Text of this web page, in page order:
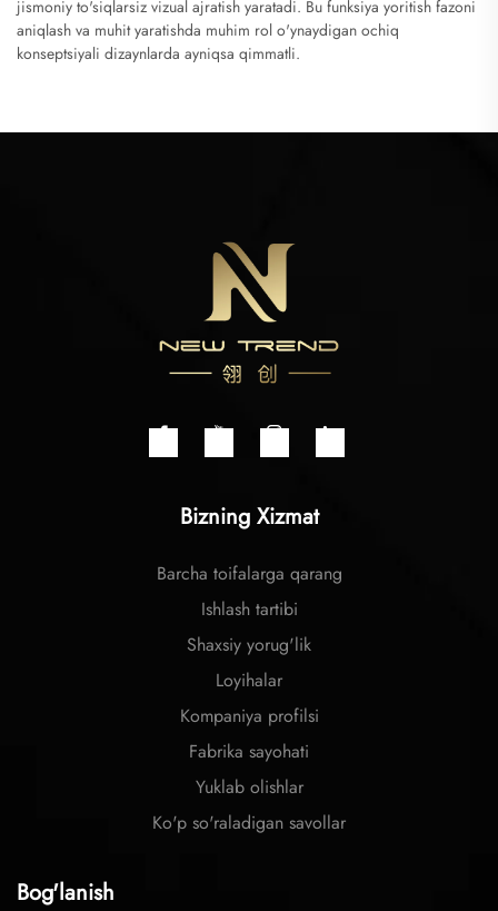
jismoniy to'siqlarsiz vizual ajratish yaratadi. Bu funksiya yoritish fazoni
aniqlash va muhit yaratishda muhim rol o'ynaydigan ochiq
konseptsiyali dizaynlarda ayniqsa qimmatli.
Bizning Xizmat
Barcha toifalarga qarang
Ishlash tartibi
Shaxsiy yorug'lik
Loyihalar
Kompaniya profilsi
Fabrika sayohati
Yuklab olishlar
Ko'p so'raladigan savollar
Bog'lanish